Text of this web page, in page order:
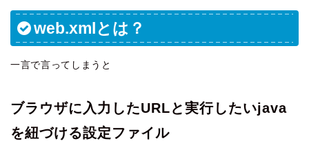
web.xmlとは？
一言で言ってしまうと
ブラウザに入力したURLと実行したいjava
を紐づける設定ファイル